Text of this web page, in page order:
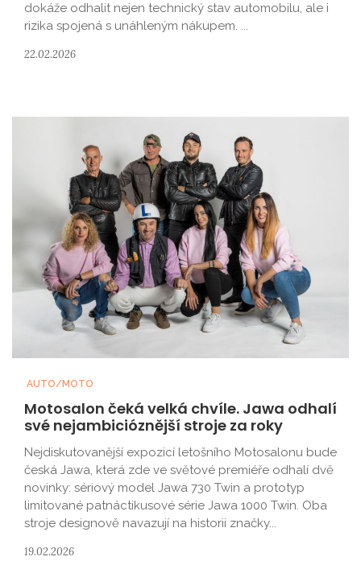
dokáže odhalit nejen technický stav automobilu, ale i
rizika spojená s unáhleným nákupem. ...
22.02.2026
AUTO/MOTO
Motosalon čeká velká chvíle. Jawa odhalí
své nejambicióznější stroje za roky
Nejdiskutovanější expozicí letošního Motosalonu bude
česká Jawa, která zde ve světové premiéře odhalí dvě
novinky: sériový model Jawa 730 Twin a prototyp
limitované patnáctikusové série Jawa 1000 Twin. Oba
stroje designově navazují na historii značky...
19.02.2026